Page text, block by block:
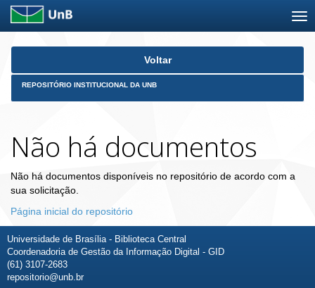
Skip
Voltar
REPOSITÓRIO INSTITUCIONAL DA UNB
Não há documentos
Não há documentos disponíveis no repositório de acordo com a
sua solicitação.
Página inicial do repositório
Universidade de Brasília - Biblioteca Central
Coordenadoria de Gestão da Informação Digital - GID
(61) 3107-2683
repositorio@unb.br